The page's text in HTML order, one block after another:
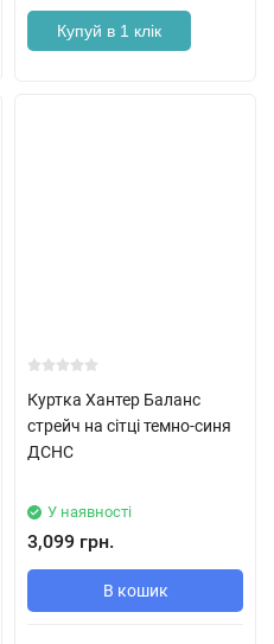
Купуй в 1 клік
Куртка Хантер Баланс
стрейч на сітці темно-синя
ДСНС
У наявності
3,099 грн.
В кошик